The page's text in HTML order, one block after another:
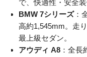
で、快適性・安全
BMW 7シリーズ：
高約1,545mm。走
最上級セダン。
アウディ A8 ：全